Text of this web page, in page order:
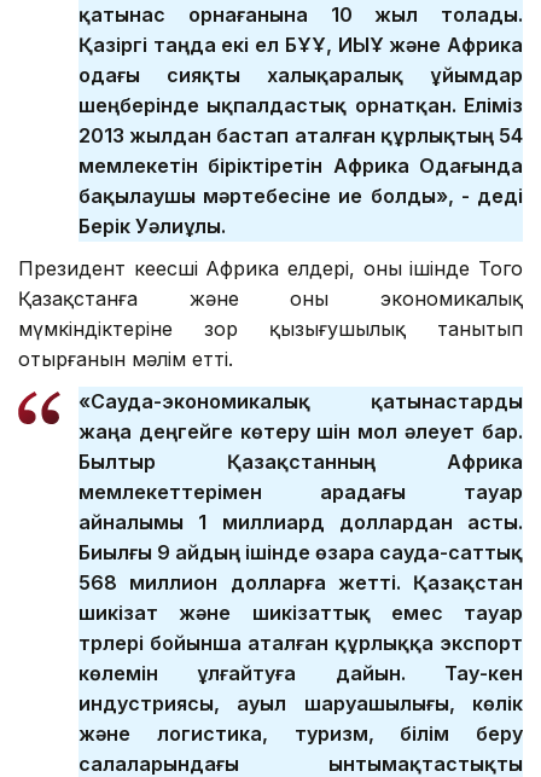
қатынас орнағанына 10 жыл толады.
Қазіргі таңда екі ел БҰҰ, ИЫҰ және Африка
одағы сияқты халықаралық ұйымдар
шеңберінде ықпалдастық орнатқан. Еліміз
2013 жылдан бастап аталған құрлықтың 54
мемлекетін біріктіретін Африка Одағында
бақылаушы мәртебесіне ие болды», - деді
Берік Уәлиұлы.
Президент кеңесші Африка елдері, оның ішінде Того
Қазақстанға және оның экономикалық
мүмкіндіктеріне зор қызығушылық танытып
отырғанын мәлім етті.
«Сауда-экономикалық қатынастарды
жаңа деңгейге көтеру үшін мол әлеует бар.
Былтыр Қазақстанның Африка
мемлекеттерімен арадағы тауар
айналымы 1 миллиард доллардан асты.
Биылғы 9 айдың ішінде өзара сауда-саттық
568 миллион долларға жетті. Қазақстан
шикізат және шикізаттық емес тауар
түрлері бойынша аталған құрлыққа экспорт
көлемін ұлғайтуға дайын. Тау-кен
индустриясы, ауыл шаруашылығы, көлік
және логистика, туризм, білім беру
салаларындағы ынтымақтастықты